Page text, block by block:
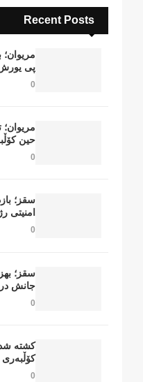
Recent Posts
پی یورش
0
حین
0
سقز؛
امنیتی
0
سقز؛
جانش
0
کشتە
0